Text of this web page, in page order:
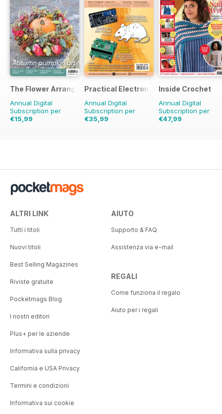
The Flower Arranger
Annual Digital
Subscription per
€15,99
Practical Electronics
Annual Digital
Subscription per
€35,99
Inside Crochet
Annual Digital
Subscription per
€47,99
ALTRI LINK
Tutti i titoli
Nuovi titoli
Best Selling Magazines
Riviste gratuite
Pocketmags Blog
I nostri editori
Plus+ per le aziende
Informativa sulla privacy
California e USA Privacy
Termini e condizioni
Informativa sui cookie
AIUTO
Supporto & FAQ
Assistenza via e-mail
REGALI
Come funziona il regalo
Aiuto per i regali